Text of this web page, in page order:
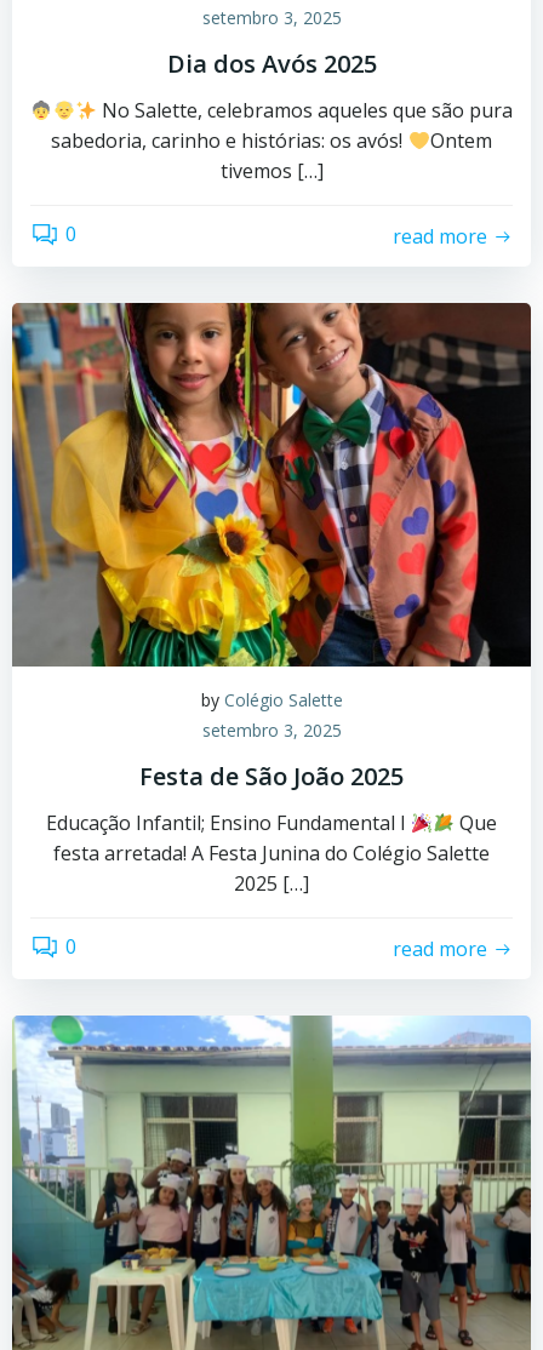
setembro 3, 2025
Dia dos Avós 2025
No Salette, celebramos aqueles que são pura
sabedoria, carinho e histórias: os avós!
Ontem
tivemos […]
0 read more
by Colégio Salette
setembro 3, 2025
Festa de São João 2025
Educação Infantil; Ensino Fundamental I
Que
festa arretada! A Festa Junina do Colégio Salette
2025 […]
0 read more